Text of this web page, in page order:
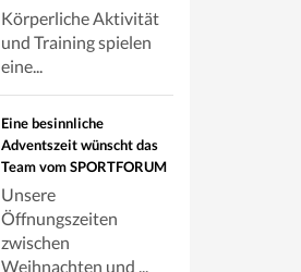
Körperliche Aktivität
und Training spielen
eine...
Eine besinnliche
Adventszeit wünscht das
Team vom SPORTFORUM
Unsere
Öffnungszeiten
zwischen
Weihnachten und ...